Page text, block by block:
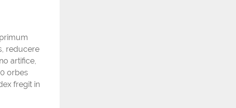
reducere
artifice,
orbes
fregit in